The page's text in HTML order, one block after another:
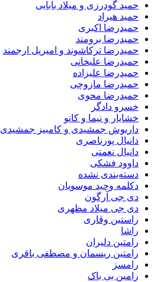
حمید گودرزی و میلاد بابایی
حمید هیراد
حمیدرضا اکبری
حمیدرضا برومند
حمیدرضا ترکاشوند و امیریل ارجمند
حمیدرضا علیخانی
حمیدرضا علیزاده
حمیدرضا مازوچی
حمیدرضا محوی
خسرو دادگر
خشایار و نیما و کانو
داریوش جمشیدی و کامبیز جمشیدی
دانیال پورناصری
دانیال نعمتی
داوود فشکی
دسته‌بندی نشده
دکلمه وحید موسویان
دی جی آرگون
دی جی میلاد مظهری
راستین وقاری
راشا
رامتین دلیران
رامتین ریسمان و مصطفی باقری
رامسز
رامین بی باک